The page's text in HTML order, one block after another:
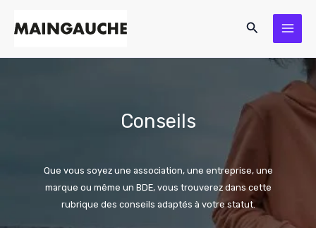
Rechercher
Conseils
Que vous soyez une association, une entreprise, une
marque ou même un BDE, vous trouverez dans cette
rubrique des conseils adaptés à votre statut.